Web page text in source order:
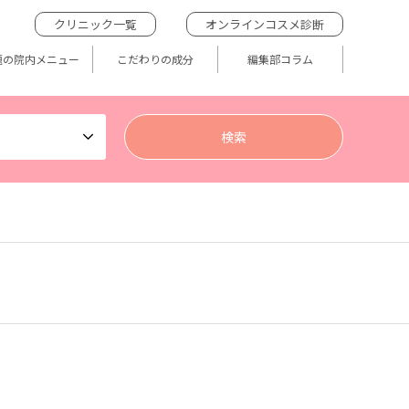
クリニック一覧 オンラインコスメ診断
院内メニュー こだわりの成分 編集部コラム